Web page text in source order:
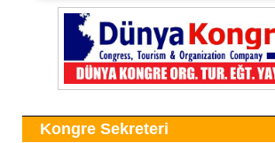
Kongre Sekreteri